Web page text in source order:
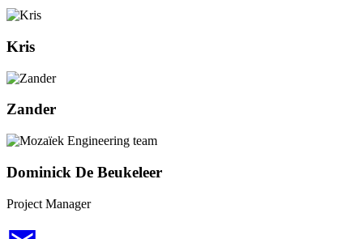
Kris
Zander
Dominick De Beukeleer
Project Manager